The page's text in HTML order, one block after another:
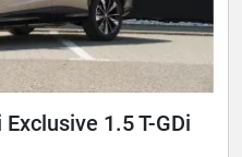
1.5 T-GDi